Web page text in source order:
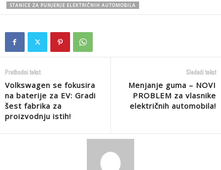
STANICE ZA PUNJENJE ELEKTRIČNIH AUTOMOBILA
Prethodni tekst
Volkswagen se fokusira
na baterije za EV: Gradi
šest fabrika za
proizvodnju istih!
Sledeći tekst
Menjanje guma – NOVI
PROBLEM za vlasnike
električnih automobila!